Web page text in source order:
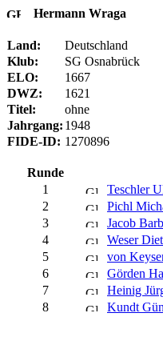
Hermann Wraga
Land: Deutschland
Klub:
SG Osnabrück
ELO:
1667
DWZ:
1621
Titel:
ohne
Jahrgang: 1948
FIDE-ID: 1270896
Runde
1
Teschler
2
Pichl
3
Jacob
4
Weser
5
von
6
Görden
7
Heinig
8
Kundt